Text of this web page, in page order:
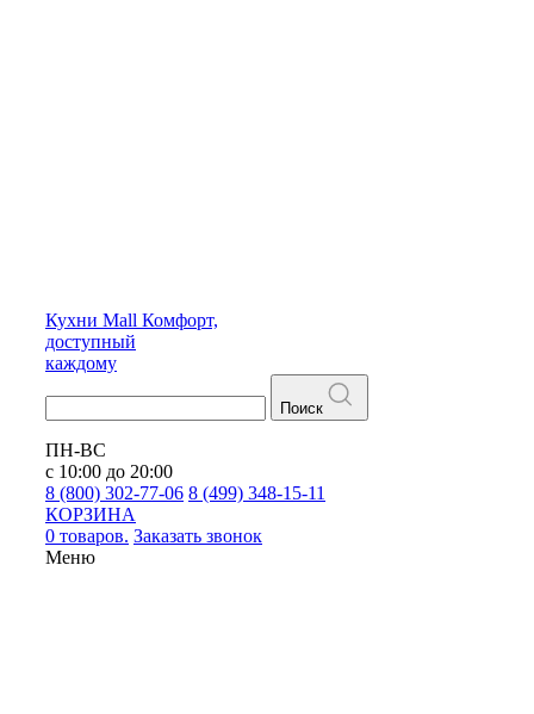
Кухни Mall Комфорт,
доступный
каждому
Поиск
ПН-ВС
с 10:00 до 20:00
8 (800) 302-77-06 8 (499) 348-15-11
КОРЗИНА
0 товаров. Заказать звонок
Меню